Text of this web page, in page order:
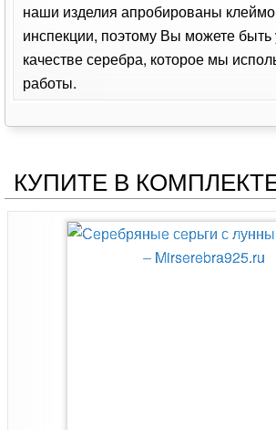
наши изделия апробированы
инспекции, поэтому Вы можете
качестве серебра, которое мы
работы.
КУПИТЕ В